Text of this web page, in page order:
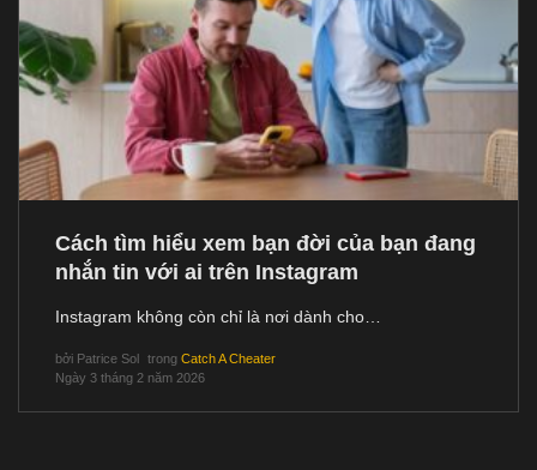
Cách tìm hiểu xem bạn đời của bạn đang
nhắn tin với ai trên Instagram
Instagram không còn chỉ là nơi dành cho…
bởi Patrice Sol trong Catch A Cheater
Ngày 3 tháng 2 năm 2026